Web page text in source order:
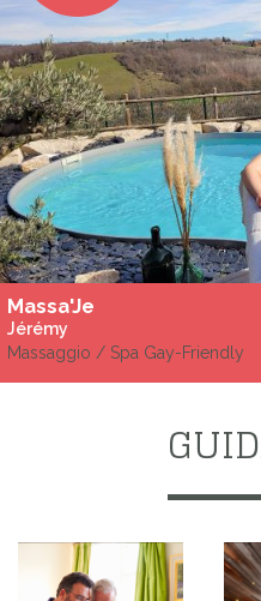
Massa'Je
Jérémy
Massaggio / Spa Gay-Friendly